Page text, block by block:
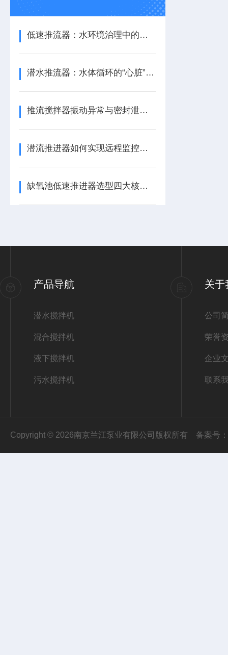
低速推流器：水环境治理中的水流循环助力设备
潜水推流器：水体循环的“心脏”与生化反应的推动者
推流搅拌器振动异常与密封泄漏的快速诊断与应急处理
潜流推进器如何实现远程监控与预测性维护？
缺氧池低速推进器选型四大核心参数指南
产品导航
潜水搅拌机
混合搅拌机
液下搅拌机
污水搅拌机
关于
公司
荣誉
企业
联系
Copyright © 2026南京兰江泵业有限公司版权所有 备案号